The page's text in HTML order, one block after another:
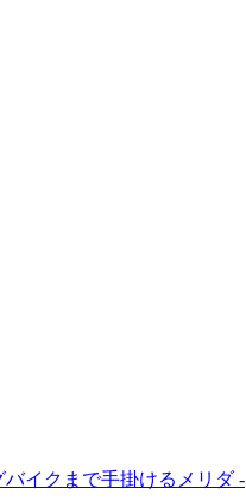
イクまで手掛けるメリダ -